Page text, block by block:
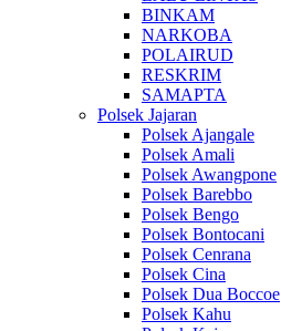
BINKAM
NARKOBA
POLAIRUD
RESKRIM
SAMAPTA
Polsek Jajaran
Polsek Ajangale
Polsek Amali
Polsek Awangpone
Polsek Barebbo
Polsek Bengo
Polsek Bontocani
Polsek Cenrana
Polsek Cina
Polsek Dua Boccoe
Polsek Kahu